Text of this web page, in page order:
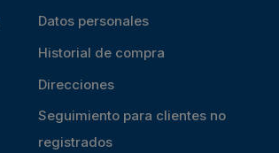
Datos personales
Historial de compra
Direcciones
Seguimiento para clientes no
registrados